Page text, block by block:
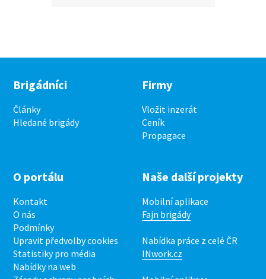
Brigádníci
Články
Hledané brigády
Firmy
Vložit inzerát
Ceník
Propagace
O portálu
Kontakt
O nás
Podmínky
Upravit předvolby cookies
Statistiky pro média
Nabídky na web
Naše další projekty
Mobilní aplikace
Fajn brigády
Nabídka práce z celé ČR
INwork.cz